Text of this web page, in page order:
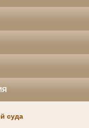
суда